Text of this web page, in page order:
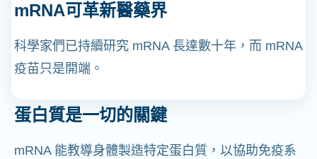
mRNA可革新醫藥界
科學家們已持續研究 mRNA 長達數十年，而 mRNA
疫苗只是開端。
蛋白質是一切的關鍵
mRNA 能教導身體製造特定蛋白質，以協助免疫系